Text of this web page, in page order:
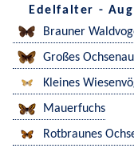
Edelfalter -
Brauner
Großes
Kleines
Mauerfuchs
Rotbraunes